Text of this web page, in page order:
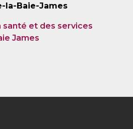
la-Baie-James
santé et des services
James